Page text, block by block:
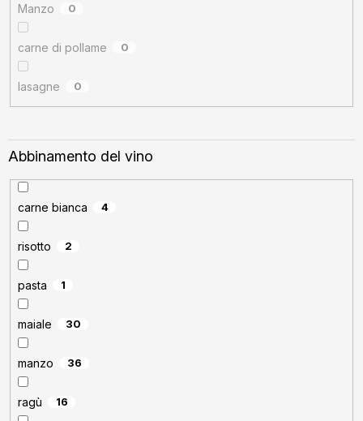
Manzo 0
carne di pollame 0
lasagne 0
Abbinamento del vino
carne bianca 4
risotto 2
pasta 1
maiale 30
manzo 36
ragù 16